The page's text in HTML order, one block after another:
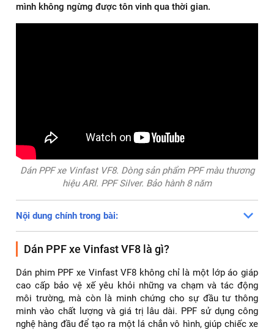
mình không ngừng được tôn vinh qua thời gian.
Dán PPF xe Vinfast VF8. Dòng sản phẩm PPF màu thương
hiệu ARI. PPF Silver. Bảo hành 8 năm
Nội dung chính trong bài:
Dán PPF xe Vinfast VF8 là gì?
Dán phim PPF xe Vinfast VF8 không chỉ là một lớp áo giáp
cao cấp bảo vệ xế yêu khỏi những va chạm và tác động
môi trường, mà còn là minh chứng cho sự đầu tư thông
minh vào chất lượng và giá trị lâu dài. PPF sử dụng công
nghệ hàng đầu để tạo ra một lá chắn vô hình, giúp chiếc xe